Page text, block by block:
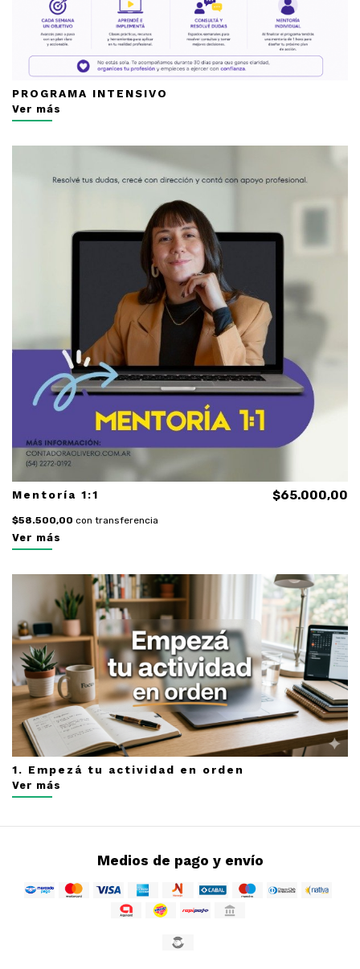
PROGRAMA INTENSIVO
Ver más
Mentoría 1:1
$58.500,00 con transferencia
$65.000,00
Ver más
1. Empezá tu actividad en orden
Ver más
Medios de pago y envío